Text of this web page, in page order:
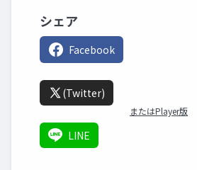
シェア
Facebook
(Twitter)
またはPlayer版
LINE